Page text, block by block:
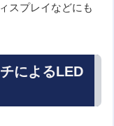
スプレイなどにも
によるLED